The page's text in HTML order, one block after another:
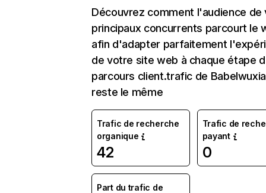
Découvrez comment l'audience de
principaux concurrents parcourt le
afin d'adapter parfaitement
de votre site web à chaque étape
parcours client.trafic de
reste le même
Trafic de recherche
organique
42
Trafic de
payant
0
Part du trafic de